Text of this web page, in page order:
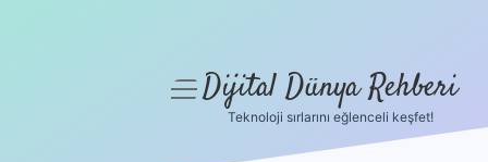
menüyüDijital Dünya Rehberi
Teknoloji sırlarını eğlenceli keşfet!